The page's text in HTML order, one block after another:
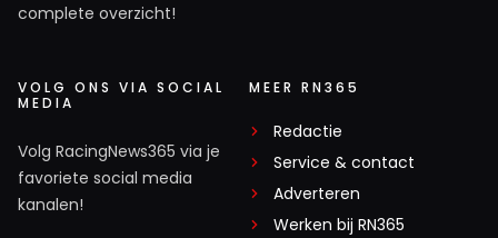
complete overzicht!
VOLG ONS VIA SOCIAL
MEDIA
Volg RacingNews365 via je
favoriete social media
kanalen!
MEER RN365
Redactie
Service & contact
Adverteren
Werken bij RN365